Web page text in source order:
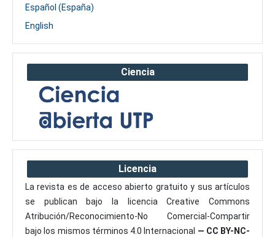
Español (España)
English
Ciencia
Licencia
La revista es de acceso abierto gratuito y sus artículos
se publican bajo la licencia Creative Commons
Atribución/Reconocimiento-No Comercial-Compartir
bajo los mismos términos 4.0 Internacional — CC BY-NC-